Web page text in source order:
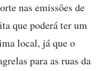
nas emissões de
que poderá ter um
local, já que o
para as ruas da